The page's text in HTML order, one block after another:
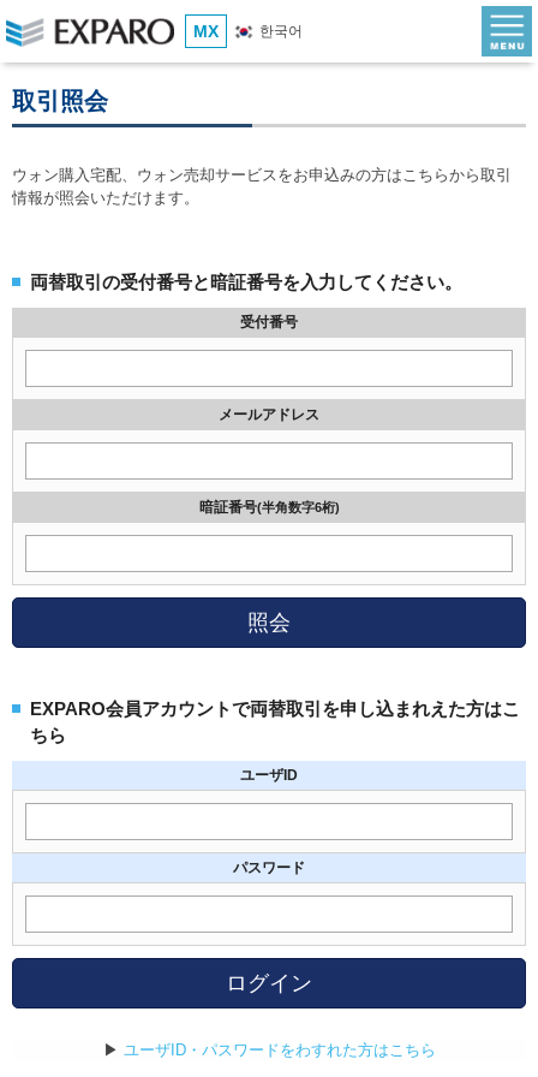
MX 한국어
取引照会
ウォン購入宅配、ウォン売却サービスをお申込みの方はこちらから取引
情報が照会いただけます。
両替取引の受付番号と暗証番号を入力してください。
受付番号
メールアドレス
暗証番号(半角数字6桁)
照会
EXPARO会員アカウントで両替取引を申し込まれえた方はこ
ちら
ユーザID
パスワード
ログイン
▶ ユーザID・パスワードをわすれた方はこちら